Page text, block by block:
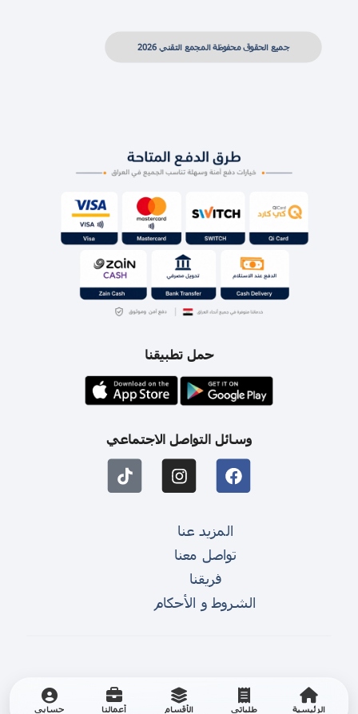
الرئيسية طلباتي الأقسام أعمالنا حسابي
جميع الحقوق محفوظة المجمع التقني 2026
حمل تطبيقنا
وسائل التواصل الاجتماعي
المزيد عنا
تواصل معنا
فريقنا
الشروط و الأحكام